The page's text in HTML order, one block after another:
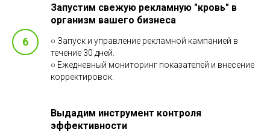
Запустим свежую рекламную "кровь" в
организм вашего бизнеса
○ Запуск и управление рекламной кампанией в
течение 30 дней.
○ Ежедневный мониторинг показателей и внесение
корректировок.
Выдадим инструмент контроля
эффективности